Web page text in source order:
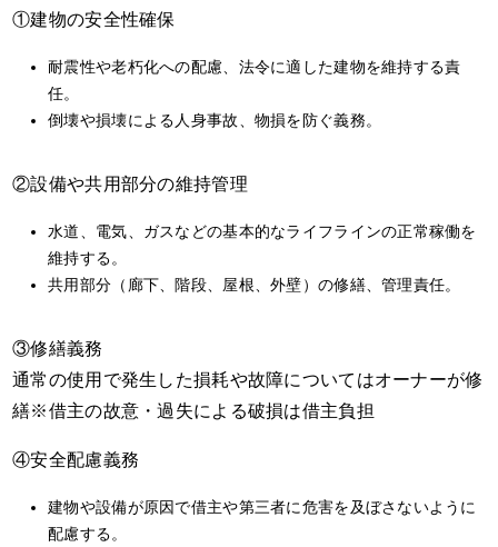
①建物の安全性確保
耐震性や老朽化への配慮、法令に適した建物を維持する責
任。
倒壊や損壊による人身事故、物損を防ぐ義務。
②設備や共用部分の維持管理
水道、電気、ガスなどの基本的なライフラインの正常稼働を
維持する。
共用部分（廊下、階段、屋根、外壁）の修繕、管理責任。
③修繕義務
通常の使用で発生した損耗や故障についてはオーナーが修
繕※借主の故意・過失による破損は借主負担
④安全配慮義務
建物や設備が原因で借主や第三者に危害を及ぼさないように
配慮する。